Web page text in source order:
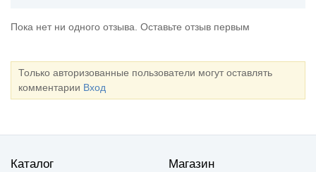
Пока нет ни одного отзыва. Оставьте отзыв первым
Только авторизованные пользователи могут оставлять
комментарии Вход
Каталог Магазин